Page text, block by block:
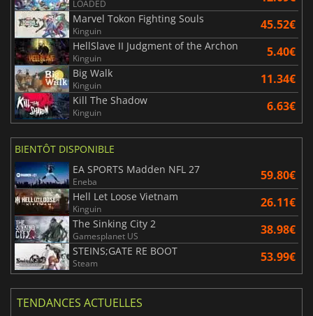
LOADED
Marvel Tokon Fighting Souls
Kinguin 45.52€
HellSlave II Judgment of the Archon
Kinguin 5.40€
Big Walk
Kinguin 11.34€
Kill The Shadow
Kinguin 6.63€
BIENTÔT DISPONIBLE
EA SPORTS Madden NFL 27
Eneba 59.80€
Hell Let Loose Vietnam
Kinguin 26.11€
The Sinking City 2
Gamesplanet US 38.98€
STEINS;GATE RE BOOT
Steam 53.99€
TENDANCES ACTUELLES